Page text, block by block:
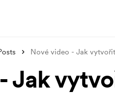
Nové video - Jak
Jak